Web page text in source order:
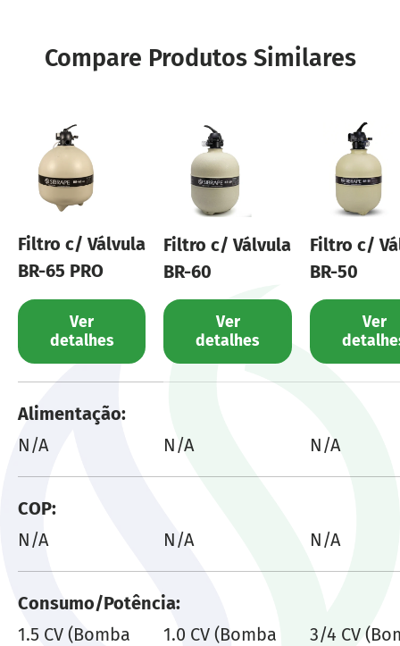
Compare Produtos Similares
Filtro c/ Válvula
BR-65 PRO
Ver
detalhes
Filtro c/ Válvula
BR-60
Ver
detalhes
Filtro c/
BR-50
Ver
Alimentação
N/A
N/A N/A
COP
N/A
N/A N/A
Consumo/Potência
1.5 CV (Bomba
1.0 CV (Bomba
3/4 CV